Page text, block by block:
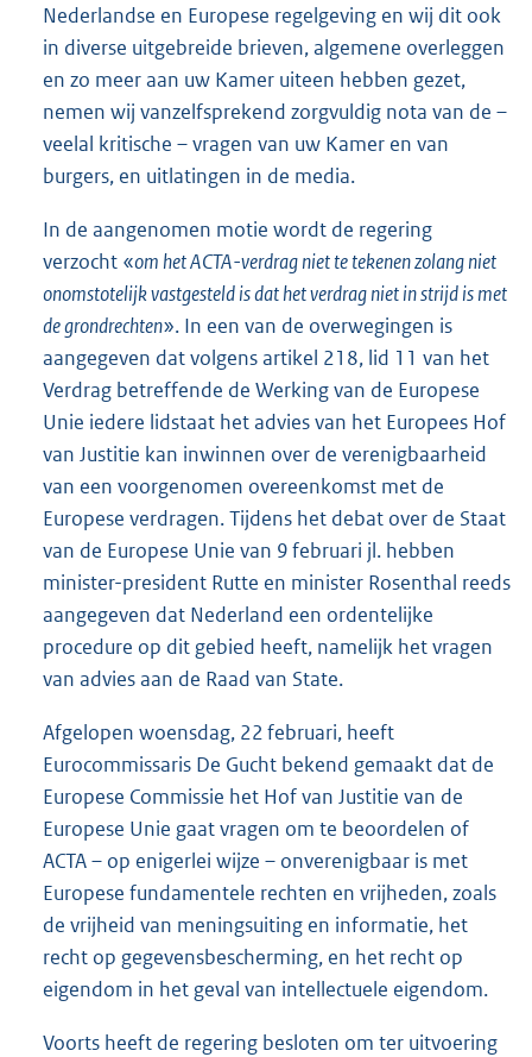
Nederlandse en Europese regelgeving en wij dit ook
in diverse uitgebreide brieven, algemene overleggen
en zo meer aan uw Kamer uiteen hebben gezet,
nemen wij vanzelfsprekend zorgvuldig nota van de –
veelal kritische – vragen van uw Kamer en van
burgers, en uitlatingen in de media.
In de aangenomen motie wordt de regering
verzocht «om het ACTA-verdrag niet te tekenen zolang niet
onomstotelijk vastgesteld is dat het verdrag niet in strijd is met
de grondrechten». In een van de overwegingen is
aangegeven dat volgens artikel 218, lid 11 van het
Verdrag betreffende de Werking van de Europese
Unie iedere lidstaat het advies van het Europees Hof
van Justitie kan inwinnen over de verenigbaarheid
van een voorgenomen overeenkomst met de
Europese verdragen. Tijdens het debat over de Staat
van de Europese Unie van 9 februari jl. hebben
minister-president Rutte en minister Rosenthal reeds
aangegeven dat Nederland een ordentelijke
procedure op dit gebied heeft, namelijk het vragen
van advies aan de Raad van State.
Afgelopen woensdag, 22 februari, heeft
Eurocommissaris De Gucht bekend gemaakt dat de
Europese Commissie het Hof van Justitie van de
Europese Unie gaat vragen om te beoordelen of
ACTA – op enigerlei wijze – onverenigbaar is met
Europese fundamentele rechten en vrijheden, zoals
de vrijheid van meningsuiting en informatie, het
recht op gegevensbescherming, en het recht op
eigendom in het geval van intellectuele eigendom.
Voorts heeft de regering besloten om ter uitvoering